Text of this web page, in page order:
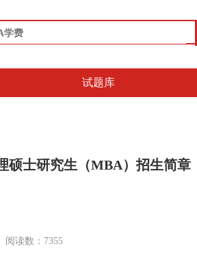
试题库
硕士研究生（MBA）招生简章
阅读数：7355